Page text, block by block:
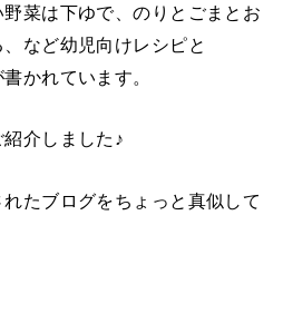
菜は下ゆで、のりとごまとお
など幼児向けレシピと
かれています。
介しました♪
たブログをちょっと真似して